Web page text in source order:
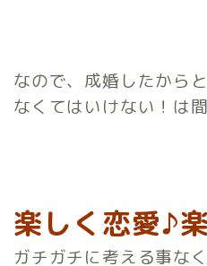
なので、成婚したから
なくてはいけない！は間
楽しく恋愛♪
ガチガチに考える事な